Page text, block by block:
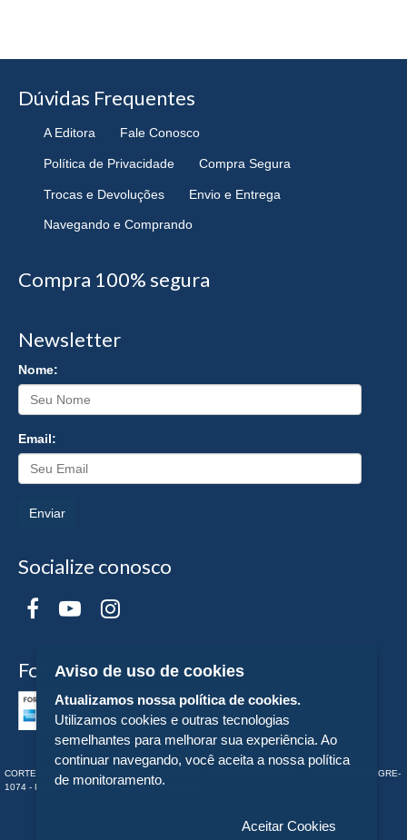
Dúvidas Frequentes
A Editora Fale Conosco
Política de Privacidade Compra Segura
Trocas e Devoluções Envio e Entrega
Navegando e Comprando
Compra 100% segura
Newsletter
Nome:
Email:
Enviar
Socialize conosco
Formas de Pagamento
CORTEZ EDITORA E LIVRARIA LTDA - CNPJ n° 43.003.409/0001-74 - RUA MONTE ALEGRE-
1074 - PERDIZES - SP - Tel:. (11) 98549-2448
Aviso de uso de cookies
Atualizamos nossa política de cookies.
Utilizamos cookies e outras tecnologias
semelhantes para melhorar sua experiência. Ao
continuar navegando, você aceita a nossa política
de monitoramento.
Aceitar Cookies